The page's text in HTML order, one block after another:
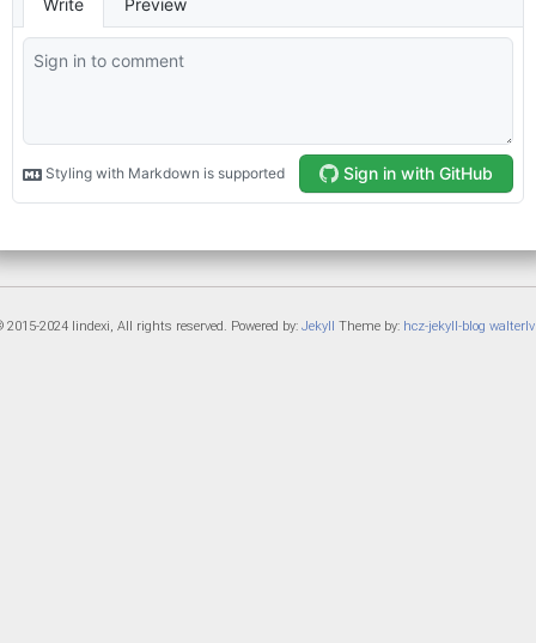
2015-2024 lindexi, All rights reserved. Powered by: Jekyll Theme by: hcz-jekyll-blog walterlv